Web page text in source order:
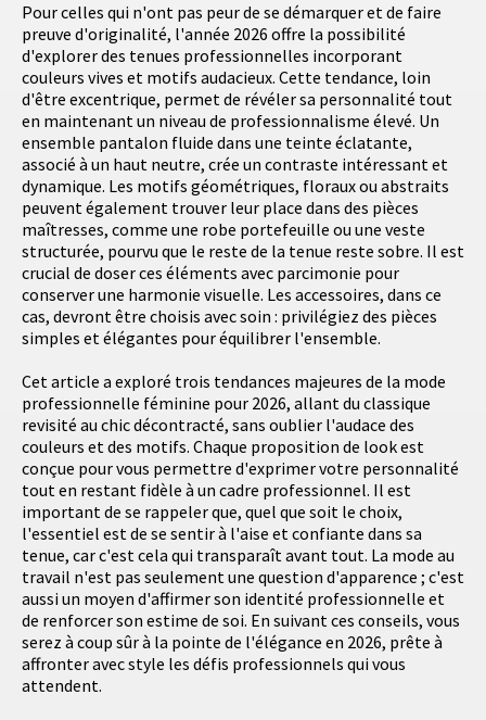
Pour celles qui n'ont pas peur de se démarquer et de faire
preuve d'originalité, l'année 2026 offre la possibilité
d'explorer des tenues professionnelles incorporant
couleurs vives et motifs audacieux. Cette tendance, loin
d'être excentrique, permet de révéler sa personnalité tout
en maintenant un niveau de professionnalisme élevé. Un
ensemble pantalon fluide dans une teinte éclatante,
associé à un haut neutre, crée un contraste intéressant et
dynamique. Les motifs géométriques, floraux ou abstraits
peuvent également trouver leur place dans des pièces
maîtresses, comme une robe portefeuille ou une veste
structurée, pourvu que le reste de la tenue reste sobre. Il est
crucial de doser ces éléments avec parcimonie pour
conserver une harmonie visuelle. Les accessoires, dans ce
cas, devront être choisis avec soin : privilégiez des pièces
simples et élégantes pour équilibrer l'ensemble.
Cet article a exploré trois tendances majeures de la mode
professionnelle féminine pour 2026, allant du classique
revisité au chic décontracté, sans oublier l'audace des
couleurs et des motifs. Chaque proposition de look est
conçue pour vous permettre d'exprimer votre personnalité
tout en restant fidèle à un cadre professionnel. Il est
important de se rappeler que, quel que soit le choix,
l'essentiel est de se sentir à l'aise et confiante dans sa
tenue, car c'est cela qui transparaît avant tout. La mode au
travail n'est pas seulement une question d'apparence ; c'est
aussi un moyen d'affirmer son identité professionnelle et
de renforcer son estime de soi. En suivant ces conseils, vous
serez à coup sûr à la pointe de l'élégance en 2026, prête à
affronter avec style les défis professionnels qui vous
attendent.